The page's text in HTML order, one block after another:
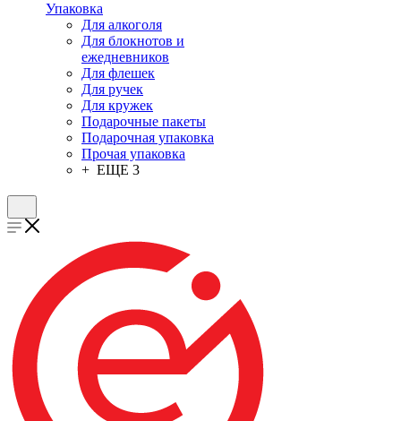
Упаковка
Для алкоголя
Для блокнотов и
ежедневников
Для флешек
Для ручек
Для кружек
Подарочные пакеты
Подарочная упаковка
Прочая упаковка
+ ЕЩЕ 3